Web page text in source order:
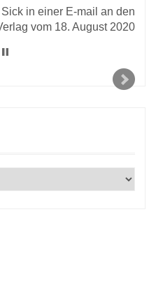
in einer E-mail an den
vom 18. August 2020